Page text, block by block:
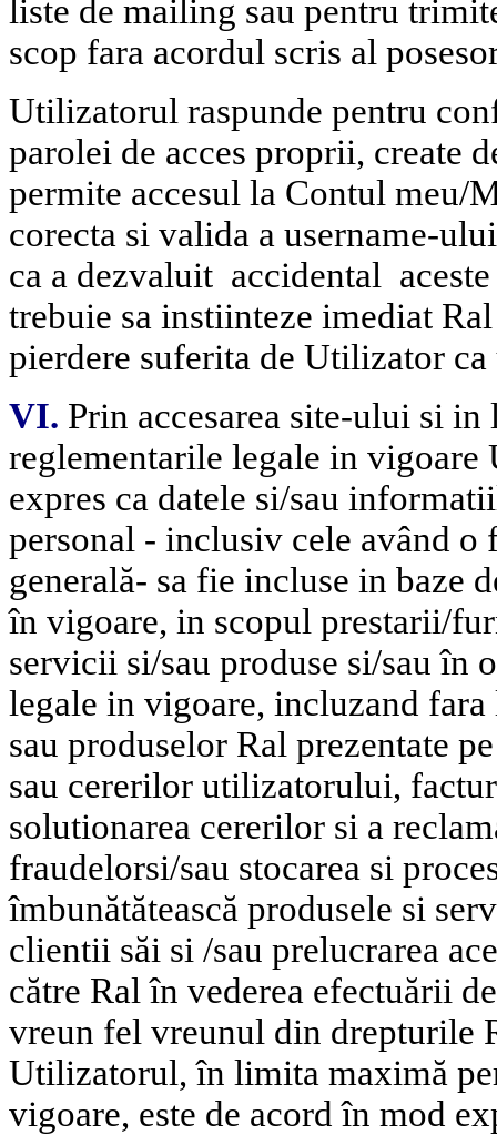
liste de mailing sau pentru
scop fara acordul scris al
Utilizatorul raspunde pentru
parolei de acces proprii, create
permite accesul la Contul meu/
corecta si valida a username-
ca a dezvaluit accidental
trebuie sa instiinteze imediat
pierdere suferita de Utilizator ca
VI. Prin accesarea site-ului si
reglementarile legale in vigoare
expres ca datele si/sau
personal - inclusiv cele având
generală- sa fie incluse in baze
în vigoare, in scopul prestarii/
servicii si/sau produse si/sau în
legale in vigoare, incluzand
sau produselor Ral prezentate
sau cererilor utilizatorului,
solutionarea cererilor si a
fraudelorsi/sau stocarea si
îmbunătătească produsele si
clientii săi si /sau prelucrarea
către Ral în vederea efectuării
vreun fel vreunul din drepturile
Utilizatorul, în limita maximă
vigoare, este de acord în mod